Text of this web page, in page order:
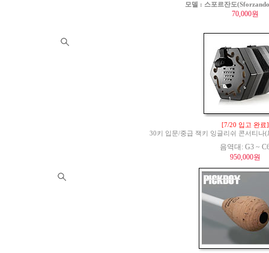
모델 : 스포르잔도
70,000원
[7/20 입고 완료]
30키 입문/중급 잭키 잉글리쉬 콘서티나
음역대: G3 ~
950,000원